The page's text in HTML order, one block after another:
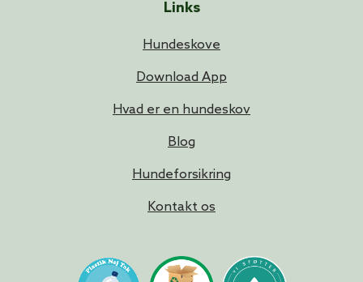
Links
Hundeskove
Download App
Hvad er en hundeskov
Blog
Hundeforsikring
Kontakt os